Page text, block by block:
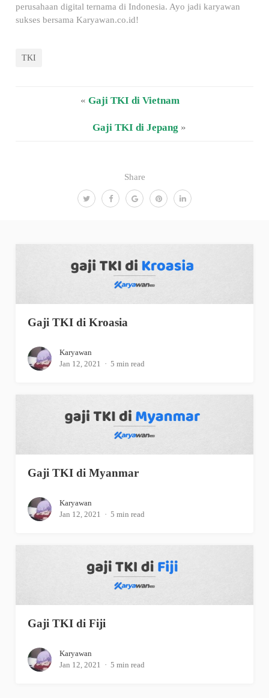
Share
perusahaan digital ternama di Indonesia. Ayo jadi karyawan
sukses bersama Karyawan.co.id!
TKI
« Gaji TKI di Vietnam
Gaji TKI di Jepang »
Gaji TKI di Kroasia
Karyawan
Jan 12, 2021
5 min read
Gaji TKI di Myanmar
Karyawan
Jan 12, 2021
5 min read
Gaji TKI di Fiji
Karyawan
Jan 12, 2021
5 min read